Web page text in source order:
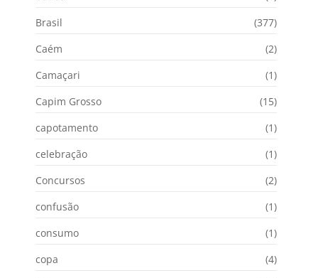
Brasil
(377)
Caém
(2)
Camaçari
(1)
Capim Grosso
(15)
capotamento
(1)
celebração
(1)
Concursos
(2)
confusão
(1)
consumo
(1)
copa
(4)